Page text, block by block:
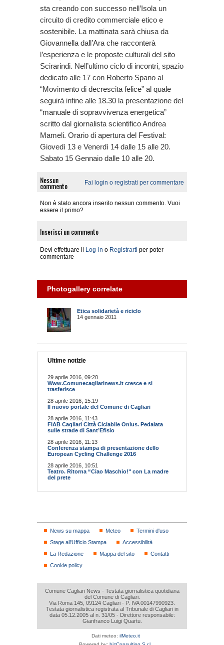
sta creando con successo nell’Isola un
circuito di credito commerciale etico e
sostenibile. La mattinata sarà chiusa da
Giovannella dall’Ara che racconterà
l’esperienza e le proposte culturali del sito
Scirarindi. Nell’ultimo ciclo di incontri, spazio
dedicato alle 17 con Roberto Spano al
“Movimento di decrescita felice” al quale
seguirà infine alle 18.30 la presentazione del
“manuale di sopravvivenza energetica”
scritto dal giornalista scientifico Andrea
Mameli. Orario di apertura del Festival:
Giovedì 13 e Venerdì 14 dalle 15 alle 20.
Sabato 15 Gennaio dalle 10 alle 20.
Nessun
commento Fai login o registrati per commentare
Non è stato ancora inserito nessun commento. Vuoi
essere il primo?
Inserisci un commento
Devi effettuare il Log-in o Registrarti per poter
commentare
Photogallery correlate
Etica solidarietà e riciclo
14 gennaio 2011
Ultime notizie
29 aprile 2016, 09:20
Www.Comunecagliarinews.it cresce e si
trasferisce
28 aprile 2016, 15:19
Il nuovo portale del Comune di Cagliari
28 aprile 2016, 11:43
FIAB Cagliari Città Ciclabile Onlus. Pedalata
sulle strade di Sant’Efisio
28 aprile 2016, 11:13
Conferenza stampa di presentazione dello
European Cycling Challenge 2016
28 aprile 2016, 10:51
Teatro. Ritorna “Ciao Maschio!" con La madre
del prete
News su mappa Meteo
Termini d'uso
Stage all'Ufficio Stampa
Accessibilità
La Redazione
Mappa del sito
Contatti
Cookie policy
Comune Cagliari News - Testata giornalistica quotidiana
del Comune di Cagliari.
Via Roma 145, 09124 Cagliari - P. IVA 00147990923.
Testata giornalistica registrata al Tribunale di Cagliari in
data 05.12.2005 al n. 31/05 - Direttore responsabile:
Gianfranco Luigi Quartu.
Dati meteo: ilMeteo.it